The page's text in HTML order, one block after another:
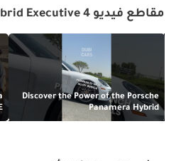
مقاطع فيديو 4 E-Hybrid Executive بورش باناميرا
Discover the Power of the Porsche
Panamera Hybrid